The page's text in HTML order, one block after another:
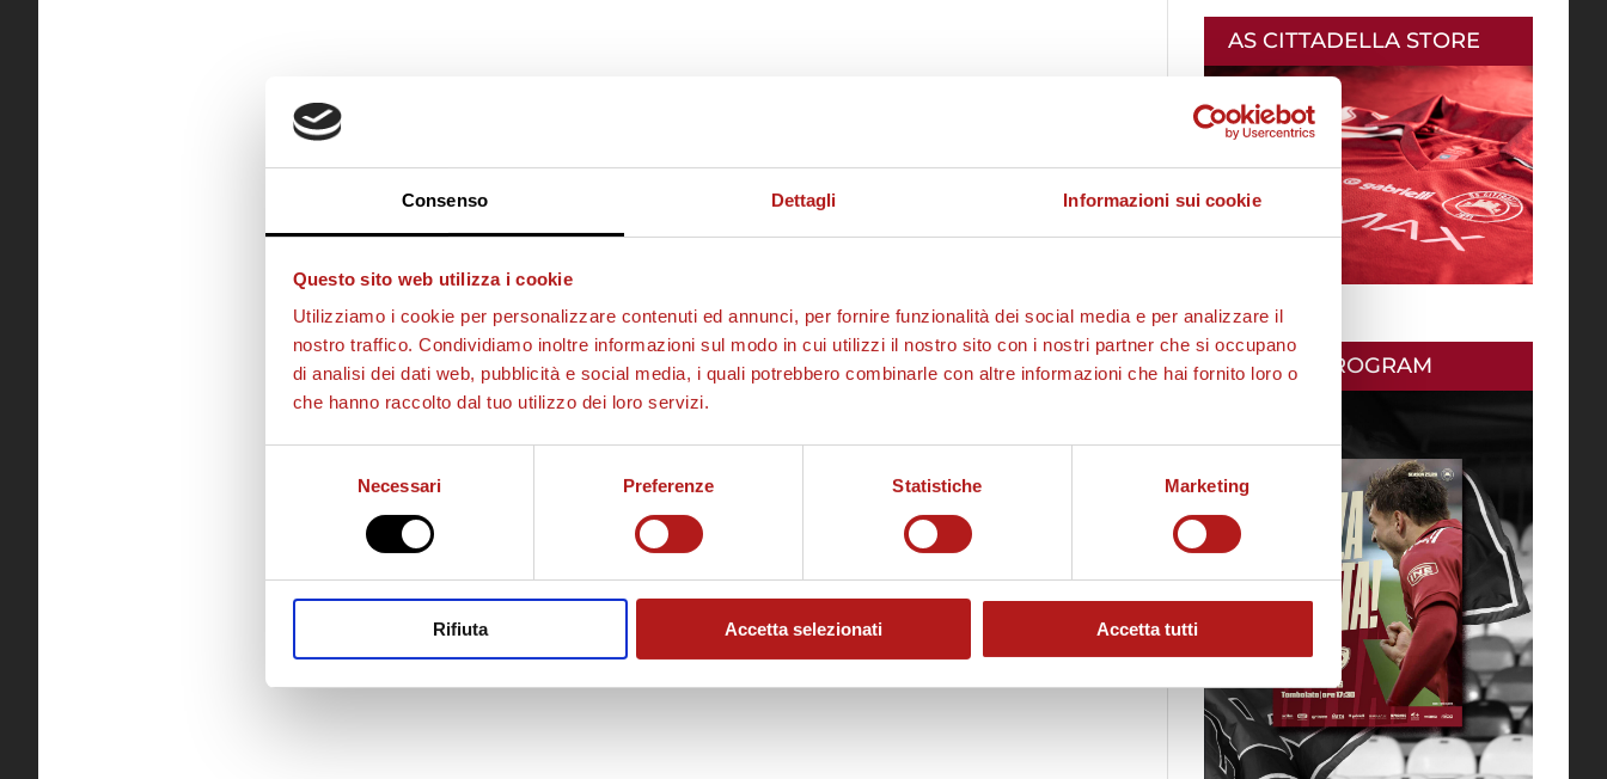
Consenso Dettagli Informazioni sui cookie
Questo sito web utilizza i cookie
Utilizziamo i cookie per personalizzare contenuti ed annunci, per fornire funzionalità dei social media e per analizzare il
nostro traffico. Condividiamo inoltre informazioni sul modo in cui utilizzi il nostro sito con i nostri partner che si occupano
di analisi dei dati web, pubblicità e social media, i quali potrebbero combinarle con altre informazioni che hai fornito loro o
che hanno raccolto dal tuo utilizzo dei loro servizi.
Necessari Preferenze Statistiche Marketing
Rifiuta Accetta selezionati Accetta tutti
AS CITTADELLA STORE
MATCH PROGRAM